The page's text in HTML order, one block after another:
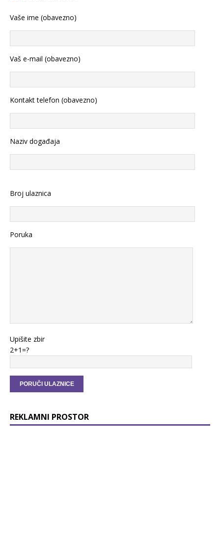
Vaše ime (obavezno)
Vaš e-mail (obavezno)
Kontakt telefon (obavezno)
Naziv događaja
Broj ulaznica
Poruka
Upišite zbir
2+1=?
REKLAMNI PROSTOR